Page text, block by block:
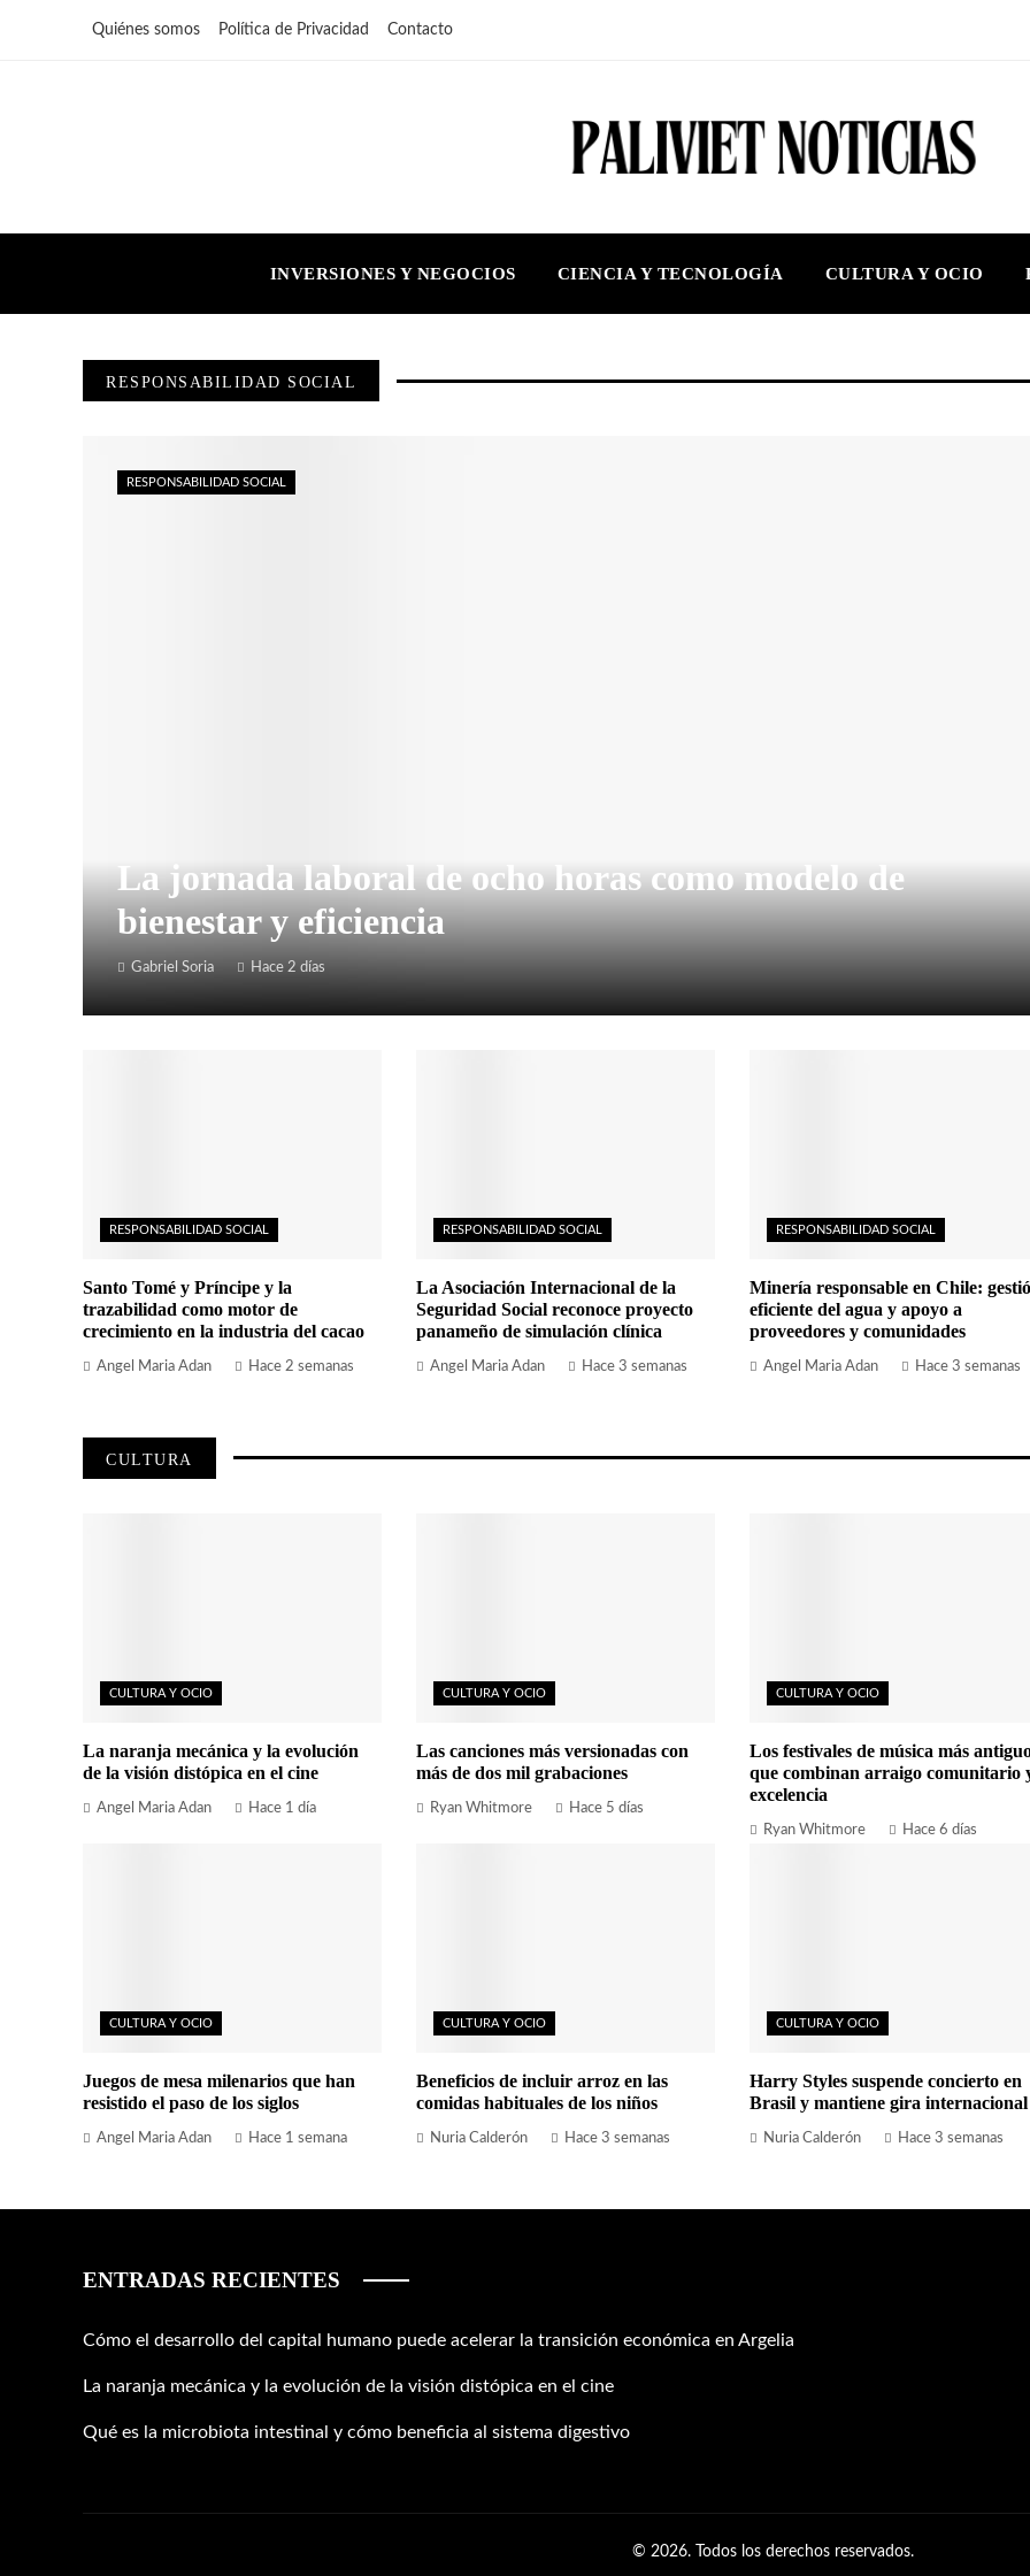
Quiénes somos Política de Privacidad Contacto
INVERSIONES Y NEGOCIOS CIENCIA Y TECNOLOGÍA CULTURA Y OCIO
RESPONSABILIDAD SOCIAL
La jornada laboral de ocho horas como modelo de
bienestar y eficiencia
Gabriel Soria Hace 2 días
RESPONSABILIDAD SOCIAL
RESPONSABILIDAD SOCIAL
Santo Tomé y Príncipe y la
trazabilidad como motor de
crecimiento en la industria del cacao
Angel Maria Adan Hace 2 semanas
RESPONSABILIDAD SOCIAL
La Asociación Internacional de la
Seguridad Social reconoce proyecto
panameño de simulación clínica
Angel Maria Adan Hace 3 semanas
RESPONSABILIDAD SOCIAL
Minería responsable en Chile:
eficiente del agua y apoyo a
proveedores y comunidades
Angel Maria Adan Hace 3 semanas
CULTURA
CULTURA Y OCIO
La naranja mecánica y la evolución
de la visión distópica en el cine
Angel Maria Adan Hace 1 día
CULTURA Y OCIO
Las canciones más versionadas con
más de dos mil grabaciones
Ryan Whitmore Hace 5 días
CULTURA Y OCIO
Los festivales de música más
que combinan arraigo comunitario
excelencia
Ryan Whitmore Hace 6 días
CULTURA Y OCIO
Juegos de mesa milenarios que han
resistido el paso de los siglos
Angel Maria Adan Hace 1 semana
CULTURA Y OCIO
Beneficios de incluir arroz en las
comidas habituales de los niños
Nuria Calderón Hace 3 semanas
CULTURA Y OCIO
Harry Styles suspende concierto en
Brasil y mantiene gira internacional
Nuria Calderón Hace 3 semanas
ENTRADAS RECIENTES
Cómo el desarrollo del capital humano puede acelerar la transición económica en Argelia
La naranja mecánica y la evolución de la visión distópica en el cine
Qué es la microbiota intestinal y cómo beneficia al sistema digestivo
© 2026. Todos los derechos reservados.